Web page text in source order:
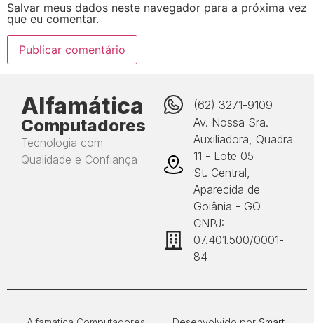
Salvar meus dados neste navegador para a próxima vez
que eu comentar.
Alfamática
Computadores
Tecnologia com
Qualidade e Confiança
(62) 3271-9109
Av. Nossa Sra.
Auxiliadora, Quadra
11 - Lote 05
St. Central,
Aparecida de
Goiânia - GO
CNPJ:
07.401.500/0001-
84